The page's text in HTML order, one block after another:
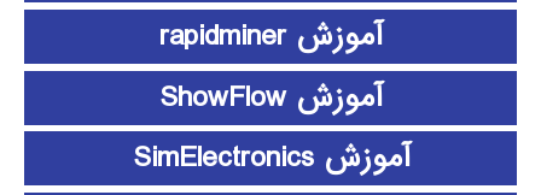
آموزش rapidminer
آموزش ShowFlow
آموزش SimElectronics